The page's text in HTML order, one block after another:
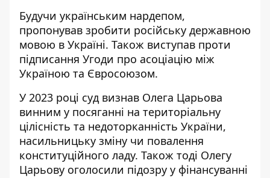
Будучи українським нардепом,
пропонував зробити російську державною
мовою в Україні. Також виступав проти
підписання Угоди про асоціацію між
Україною та Євросоюзом.
У 2023 році суд визнав Олега Царьова
винним у посяганні на територіальну
цілісність та недоторканність України,
насильницьку зміну чи повалення
конституційного ладу. Також тоді Олегу
Царьову оголосили підозру у фінансуванні